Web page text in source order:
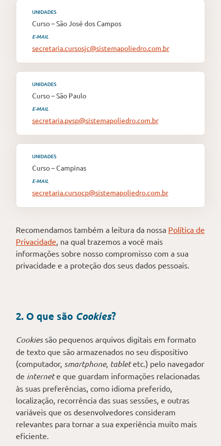
UNIDADES
Curso – São José dos Campos
E-MAIL
secretaria.cursosjc@sistemapoliedro.com.br
UNIDADES
Curso – São Paulo
E-MAIL
secretaria.pvsp@sistemapoliedro.com.br
UNIDADES
Curso – Campinas
E-MAIL
secretaria.cursocp@sistemapoliedro.com.br
Recomendamos também a leitura da nossa Política de
Privacidade, na qual trazemos a você mais
informações sobre nosso compromisso com a sua
privacidade e a proteção dos seus dados pessoais.
2. O que são Cookies?
Cookies são pequenos arquivos digitais em formato
de texto que são armazenados no seu dispositivo
(computador, smartphone, tabletetc.) pelo navegador
de internete que guardam informações relacionadas
às suas preferências, como idioma preferido,
localização, recorrência das suas sessões, e outras
variáveis que os desenvolvedores consideram
relevantes para tornar a sua experiência muito mais
eficiente.